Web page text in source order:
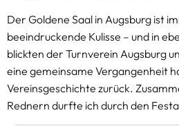
Der Goldene Saal in Augsburg ist
beeindruckende Kulisse – und in
blickten der Turnverein Augsburg
eine gemeinsame Vergangenheit
Vereinsgeschichte zurück.
Rednern durfte ich durch den